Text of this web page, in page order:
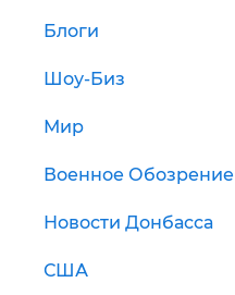
Блоги
Шоу-Биз
Мир
Военное Обозрение
Новости Донбасса
США